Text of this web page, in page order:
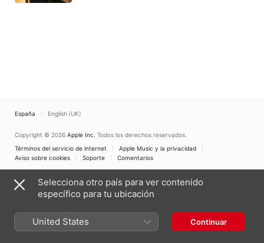
España English (UK)
Copyright © 2026 Apple Inc. Todos los derechos reservados.
Términos del servicio de internet
Apple Music y la privacidad
Aviso sobre cookies
Soporte Comentarios
Selecciona otro país para ver contenido
específico para tu ubicación
United States Continuar